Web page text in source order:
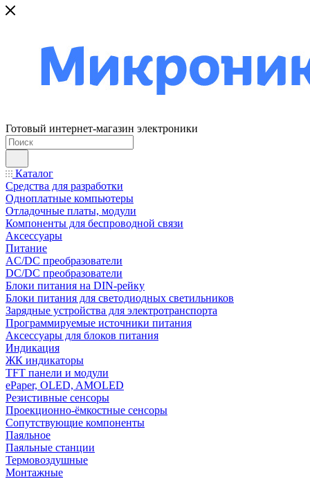
Готовый интернет-магазин электроники
Каталог
Средства для разработки
Одноплатные компьютеры
Отладочные платы, модули
Компоненты для беспроводной связи
Аксессуары
Питание
AC/DC преобразователи
DC/DC преобразователи
Блоки питания на DIN-рейку
Блоки питания для светодиодных светильников
Зарядные устройства для электротранспорта
Программируемые источники питания
Аксессуары для блоков питания
Индикация
ЖК индикаторы
TFT панели и модули
ePaper, OLED, AMOLED
Резистивные сенсоры
Проекционно-ёмкостные сенсоры
Сопутствующие компоненты
Паяльное
Паяльные станции
Термовоздушные
Монтажные